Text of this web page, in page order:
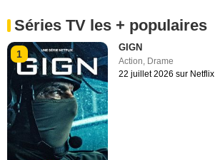
Séries TV les + populaires
1
GIGN
Action, Drame
22 juillet 2026 sur Netflix